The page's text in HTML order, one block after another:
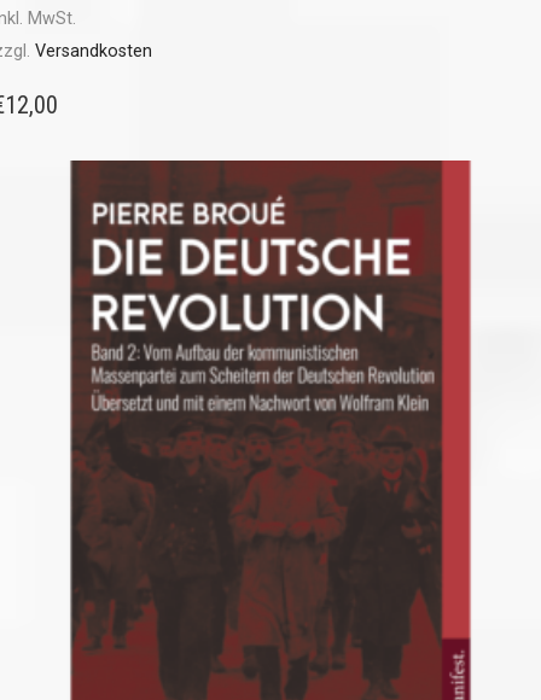
MwSt.
Versandkosten
12,00